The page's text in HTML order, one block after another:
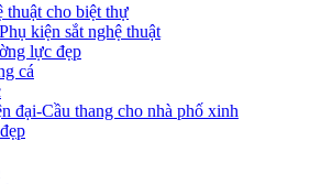
thuật cho biệt thự
kiện sắt nghệ thuật
lực đẹp
cá
đại-Cầu thang cho nhà phố xinh